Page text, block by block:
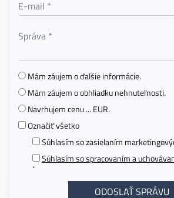
Mám záujem o ďalšie informácie.
Mám záujem o obhliadku nehnuteľnosti.
Navrhujem cenu ... EUR.
Označiť všetko
Súhlasím so zasielaním
Súhlasím so spracovaním a
*